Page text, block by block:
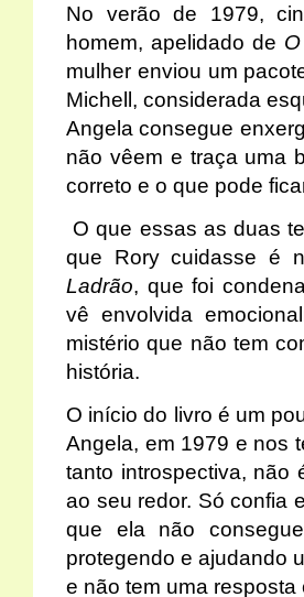
No verão de 1979,
homem, apelidado de
mulher enviou um
Michell, considerada
Angela consegue
não vêem e traça uma
correto e o que pode
O que essas as duas
que Rory cuidasse é
Ladrão, que foi
vê envolvida
mistério que não tem
história.
O início do livro é um
Angela, em 1979 e nos
tanto introspectiva, não
ao seu redor. Só confia
que ela não
protegendo e ajudando
e não tem uma resposta